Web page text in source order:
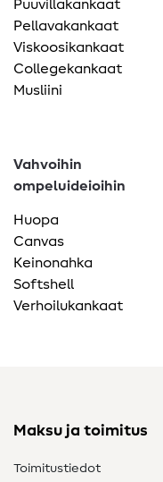
Puuvillakankaat
Pellavakankaat
Viskoosikankaat
Collegekankaat
Musliini
Vahvoihin
ompeluideioihin
Huopa
Canvas
Keinonahka
Softshell
Verhoilukankaat
Maksu ja toimitus
Toimitustiedot